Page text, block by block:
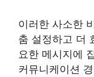
이러한 사소한
춤 설정하고 더
요한 메시지에
커뮤니케이션